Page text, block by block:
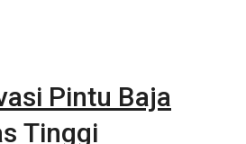
Pintu Baja
Tinggi